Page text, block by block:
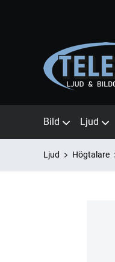
Bild Ljud
Ljud Högtalare